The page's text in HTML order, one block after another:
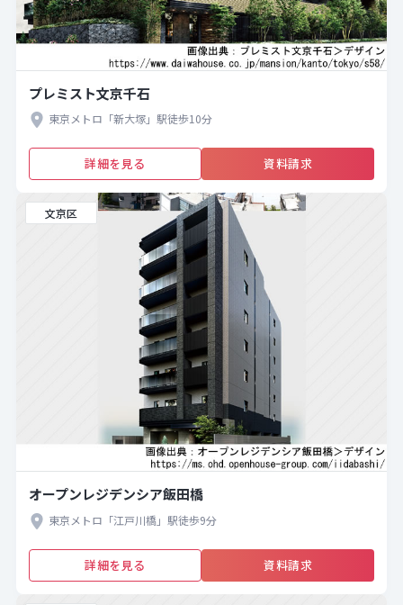
プレミスト文京千石
東京メトロ「新大塚」駅徒歩10分
詳細を見る 資料請求
文京区
オープンレジデンシア飯田橋
東京メトロ「江戸川橋」駅徒歩9分
詳細を見る 資料請求